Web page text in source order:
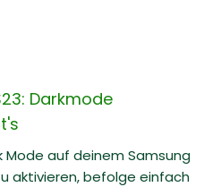
Darkmode
Mode auf deinem Samsung
aktivieren, befolge einfach